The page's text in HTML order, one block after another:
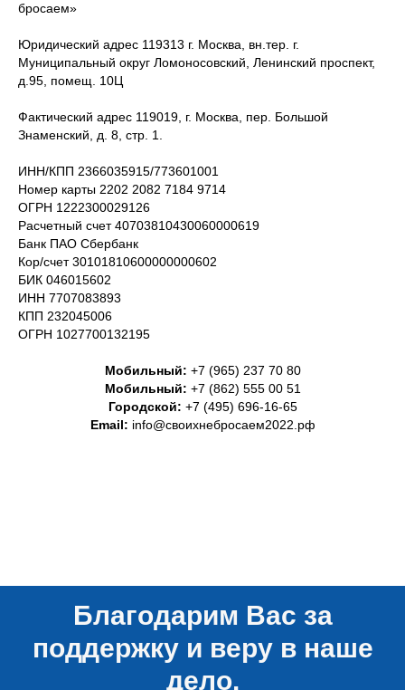
бросаем»
Юридический адрес 119313 г. Москва, вн.тер. г.
Муниципальный округ Ломоносовский, Ленинский проспект,
д.95, помещ. 10Ц
Фактический адрес 119019, г. Москва, пер. Большой
Знаменский, д. 8, стр. 1.
ИНН/КПП 2366035915/773601001
Номер карты 2202 2082 7184 9714
ОГРН 1222300029126
Расчетный счет 40703810430060000619
Банк ПАО Сбербанк
Кор/счет 30101810600000000602
БИК 046015602
ИНН 7707083893
КПП 232045006
ОГРН 1027700132195
Мобильный: +7 (965) 237 70 80
Мобильный: +7 (862) 555 00 51
Городской: +7 (495) 696-16-65
Email: info@своихнебросаем2022.рф
Благодарим Вас за
поддержку и веру в наше
дело.